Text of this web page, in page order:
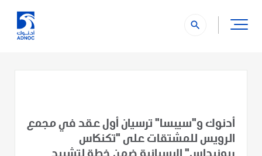
search
أدنوك و"سيبسا" ترسيان أول عقد في مجمع
الرويس للمشتقات على "تكنكاس